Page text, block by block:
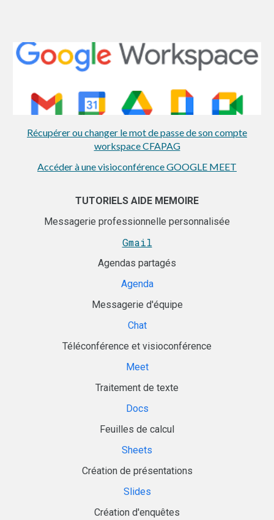
Récupérer ou changer le mot de passe de son compte
workspace CFAPAG
Accéder à une visioconférence GOOGLE MEET
TUTORIELS AIDE MEMOIRE
Messagerie professionnelle personnalisée
Gmail
Agendas partagés
Agenda
Messagerie d'équipe
Chat
Téléconférence et visioconférence
Meet
Traitement de texte
Docs
Feuilles de calcul
Sheets
Création de présentations
Slides
Création d'enquêtes